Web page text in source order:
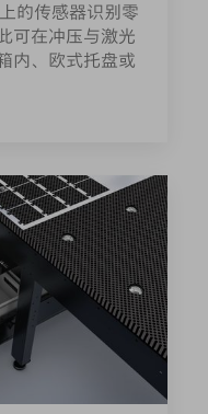
的传感器识别零
可在冲压与激光
内、欧式托盘或